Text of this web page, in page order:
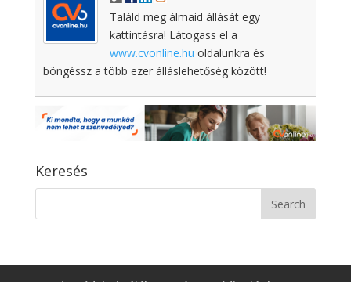
Találd meg álmaid állását egy
kattintásra! Látogass el a
www.cvonline.hu oldalunkra és
böngéssz a több ezer álláslehetőség között!
Keresés